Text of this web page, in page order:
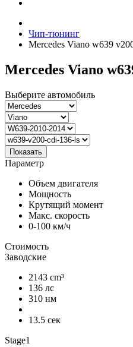
Чип-тюнинг
Mercedes Viano w639
Mercedes Viano
Выберите автомобиль
Показать
Параметр
Объем двигателя
Мощность
Крутящий момент
Макс. скорость
0-100 км/ч
Стоимость
Заводские
2143 cm³
136 лс
310 нм
13.5 сек
Stage1